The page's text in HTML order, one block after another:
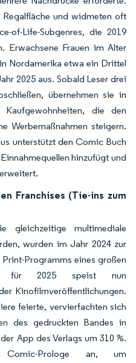
und widmeten oft
of-Life-Subgenres, die 2019
Erwachsene Frauen im Alter
Nordamerika etwa ein Drittel
2025 aus. Sobald Leser drei
übernehmen sie in
die den
Werbemaßnahmen steigern.
unterstützt den Comic Buch
hinzufügt und
Franchises (Tie-ins zum
gleichzeitige multimediale
wurden im Jahr 2024 zur
Programms eines großen
für 2025 speist nun
Kinofilmveröffentlichungen.
feierte, vervierfachten sich
des gedruckten Bandes in
App des Verlags um 310 %.
Comic-Prologe an, um